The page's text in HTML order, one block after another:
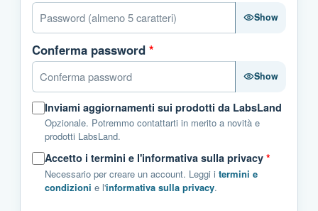
Show
Conferma password *
Show
Inviami aggiornamenti sui prodotti da LabsLand
Opzionale. Potremmo contattarti in merito a novità e
prodotti LabsLand.
Accetto i termini e l'informativa sulla privacy *
Necessario per creare un account. Leggi i termini e
condizioni e l'informativa sulla privacy.